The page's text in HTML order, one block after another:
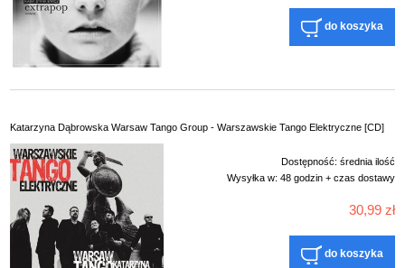
do koszyka
Katarzyna Dąbrowska Warsaw Tango Group - Warszawskie Tango Elektryczne [CD]
Dostępność: średnia ilość
Wysyłka w: 48 godzin + czas dostawy
30,99 zł
do koszyka